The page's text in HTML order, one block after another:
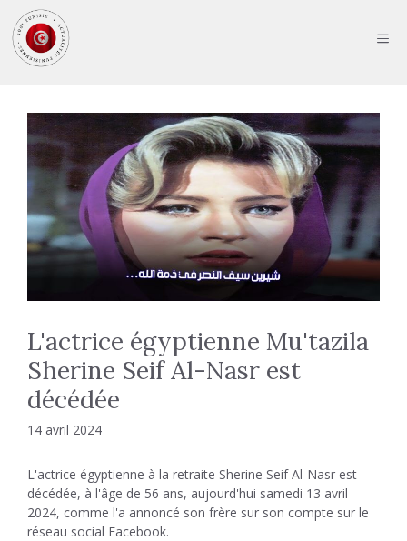
au
contenu
L'actrice égyptienne Mu'tazila
Sherine Seif Al-Nasr est
décédée
14 avril 2024
L'actrice égyptienne à la retraite Sherine Seif Al-Nasr est
décédée, à l'âge de 56 ans, aujourd'hui samedi 13 avril
2024, comme l'a annoncé son frère sur son compte sur le
réseau social Facebook.